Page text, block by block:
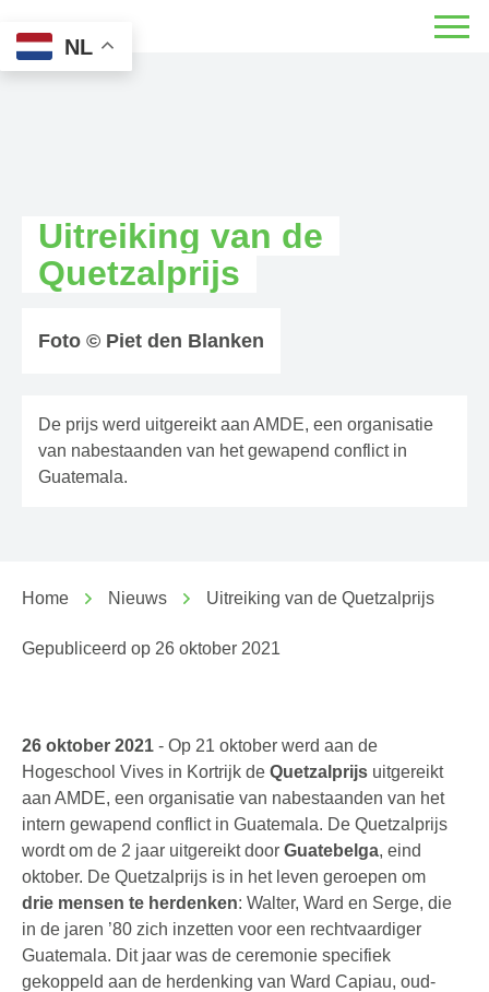
Uitreiking van de
Quetzalprijs
Foto © Piet den Blanken
De prijs werd uitgereikt aan AMDE, een organisatie
van nabestaanden van het gewapend conflict in
Guatemala.
Home Nieuws Uitreiking van de Quetzalprijs
Gepubliceerd op 26 oktober 2021
26 oktober 2021 - Op 21 oktober werd aan de
Hogeschool Vives in Kortrijk de Quetzalprijs uitgereikt
aan AMDE, een organisatie van nabestaanden van het
intern gewapend conflict in Guatemala. De Quetzalprijs
wordt om de 2 jaar uitgereikt door Guatebelga, eind
oktober. De Quetzalprijs is in het leven geroepen om
drie mensen te herdenken: Walter, Ward en Serge, die
in de jaren ’80 zich inzetten voor een rechtvaardiger
Guatemala. Dit jaar was de ceremonie specifiek
gekoppeld aan de herdenking van Ward Capiau, oud-
NL